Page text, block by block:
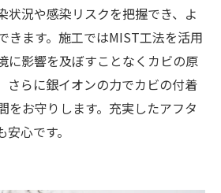
状況や感染リスクを把握でき、よ
きます。施工ではMIST工法を活用
に影響を及ぼすことなくカビの原
さらに銀イオンの力でカビの付着
をお守りします。充実したアフタ
心です。